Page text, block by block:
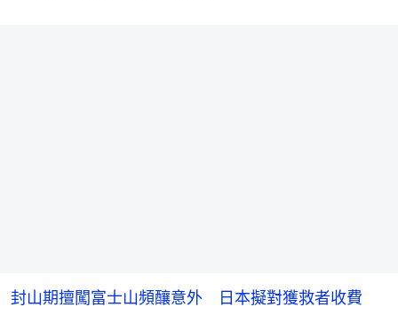
封山期擅闖富士山頻釀意外 日本擬對獲救者收費